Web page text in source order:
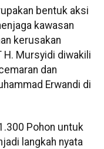
bentuk aksi
kawasan
kerusakan
H. Mursyidi diwakili
dan
Erwandi di
Pohon untuk
langkah nyata